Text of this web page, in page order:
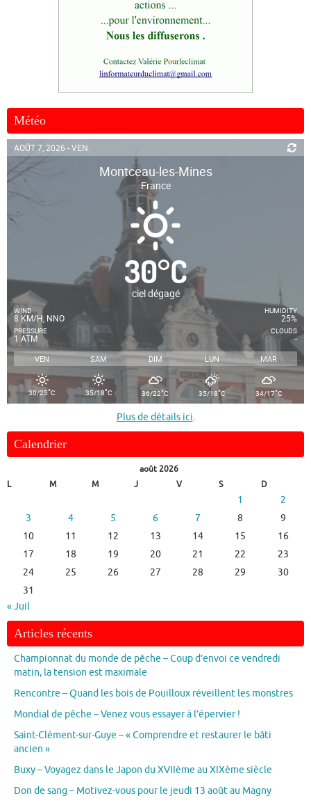
Météo
AOÛT 7, 2026 - VEN.
Montceau-les-Mines
France
30°C
ciel dégagé
WIND
8 KM/H, NNO
PRESSURE
1 ATM
HUMIDITY
25%
CLOUDS
-
VEN SAM DIM LUN MAR
30/25°C 35/18°C 36/22°C 35/18°C 34/17°C
Plus de détails ici.
Calendrier
août 2026
L
M M J V S D
1
2
3
4 5 6 7 8
9
10
11 12 13 14 15
16
17
18 19 20 21 22
23
24
25 26 27 28 29
30
31
« Juil
Articles récents
Championnat du monde de pêche – Coup d’envoi ce vendredi
matin, la tension est maximale
Rencontre – Quand les bois de Pouilloux réveillent les monstres
Mondial de pêche – Venez vous essayer à l’épervier !
Saint-Clément-sur-Guye – « Comprendre et restaurer le bâti
ancien »
Buxy – Voyagez dans le Japon du XVIIème au XIXème siècle
Don de sang – Motivez-vous pour le jeudi 13 août au Magny